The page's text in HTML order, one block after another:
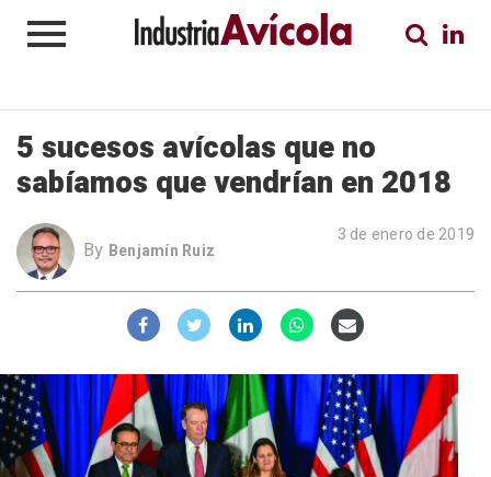
5 sucesos avícolas que no
sabíamos que vendrían en 2018
By Benjamín Ruiz
3 de enero de 2019